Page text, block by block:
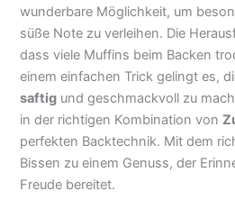
wunderbare Möglichkeit, um
süße Note zu verleihen. Die
dass viele Muffins beim Backen
einem einfachen Trick gelingt es,
saftig und geschmackvoll zu
in der richtigen Kombination von
perfekten Backtechnik. Mit dem
Bissen zu einem Genuss, der
Freude bereitet.